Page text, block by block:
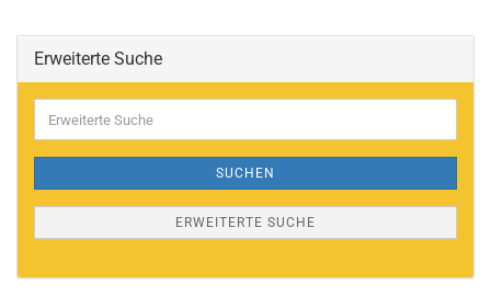
Erweiterte Suche
Suche
SUCHEN
ERWEITERTE SUCHE